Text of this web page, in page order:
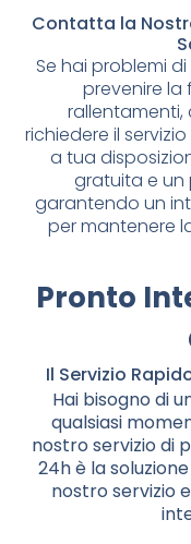
Contatta la
Se hai problemi
prevenire la
richiedere il
a tua
gratuita e un
garantendo un
per mantenere
Pronto
Il Servizio
Hai bisogno di
qualsiasi
nostro servizio di
24h è la
nostro servizio